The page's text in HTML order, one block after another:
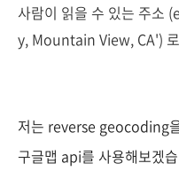
사람이 읽을 수 있는 주소 (
y, Mountain View, CA')
저는 reverse geocoding
구글맵 api를 사용해보겠